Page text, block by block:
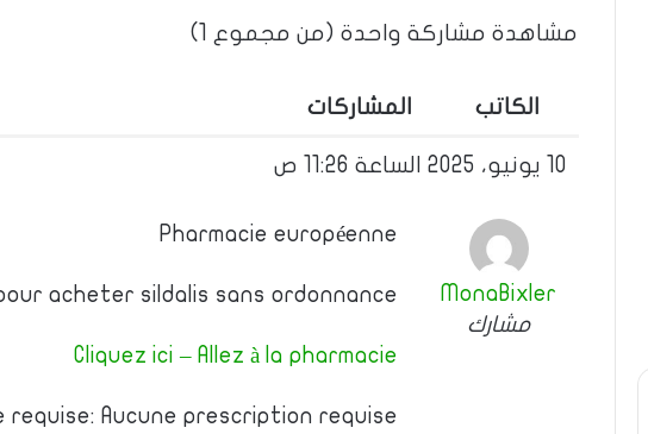
مشاهدة مشاركة واحدة (من مجموع 1)
الكاتب المشاركات
10 يونيو، 2025 الساعة 11:26 ص
MonaBixler
مشارك
Pharmacie européenne
acheter sildalis sans ordonnance
Cliquez ici – Allez à la pharmacie
requise: Aucune prescription requise